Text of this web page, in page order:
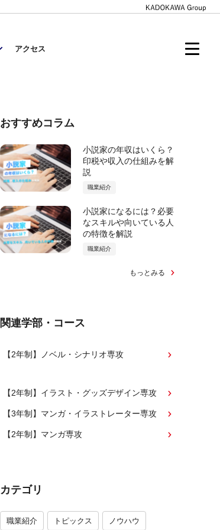
アクセス
おすすめコラム
小説家の年収はいくら？
印税や収入の仕組みを解
説
職業紹介
小説家になるには？必要
なスキルや向いている人
の特徴を解説
職業紹介
もっとみる
関連学部・コース
【2年制】ノベル・シナリオ専攻
【2年制】イラスト・グッズデザイン専攻
【3年制】マンガ・イラストレーター専攻
【2年制】マンガ専攻
カテゴリ
職業紹介 トピックス ノウハウ